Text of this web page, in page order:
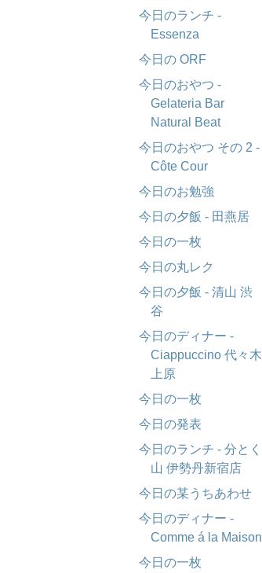
今日のランチ -
Essenza
今日の ORF
今日のおやつ -
Gelateria Bar
Natural Beat
今日のおやつ その 2 -
Côte Cour
今日のお勉強
今日の夕飯 - 田燕居
今日の一枚
今日の丸レク
今日の夕飯 - 清山 渋
谷
今日のディナー -
Ciappuccino 代々木
上原
今日の一枚
今日の発表
今日のランチ - 分とく
山 伊勢丹新宿店
今日の某うちあわせ
今日のディナー -
Comme á la Maison
今日の一枚